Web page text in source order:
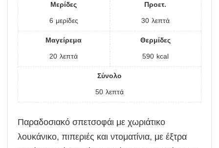
Μερίδες
6 μερίδες
Προετ.
30 λεπτά
Μαγείρεμα
20 λεπτά
Θερμίδες
590 kcal
Σύνολο
50 λεπτά
Παραδοσιακό σπετσοφάι με χωριάτικο
λουκάνικο, πιπεριές και ντοματίνια, με έξτρα